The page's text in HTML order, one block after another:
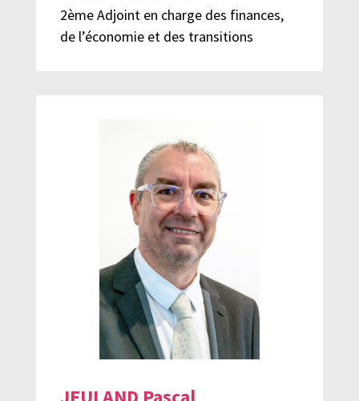
2ème Adjoint en charge des finances,
de l’économie et des transitions